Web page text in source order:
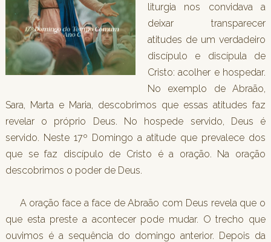
liturgia nos convidava a
deixar transparecer
atitudes de um verdadeiro
discípulo e discípula de
Cristo: acolher e hospedar.
No exemplo de Abraão,
Sara, Marta e Maria, descobrimos que essas atitudes faz
revelar o próprio Deus. No hospede servido, Deus é
servido. Neste 17º Domingo a atitude que prevalece dos
que se faz discípulo de Cristo é a oração. Na oração
descobrimos o poder de Deus.
A oração face a face de Abraão com Deus revela que o
que esta preste a acontecer pode mudar. O trecho que
ouvimos é a sequência do domingo anterior. Depois da